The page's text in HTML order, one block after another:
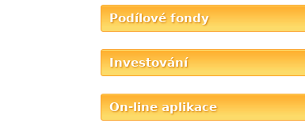
Podílové fondy
Investování
On-line aplikace